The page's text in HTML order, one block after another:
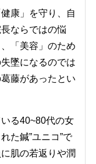
康」を守り、自
ならではの悩
「美容」のため
墜になるのでは
藤があったとい
る40~80代の女
た鍼”ユニコ”で
肌の若返りや潤